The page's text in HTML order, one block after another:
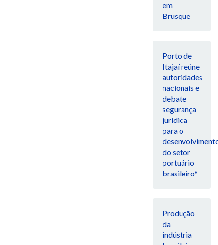
em
Brusque
Porto de
Itajaí reúne
autoridades
nacionais e
debate
segurança
jurídica
para o
do setor
portuário
brasileiro*
Produção
da
indústria